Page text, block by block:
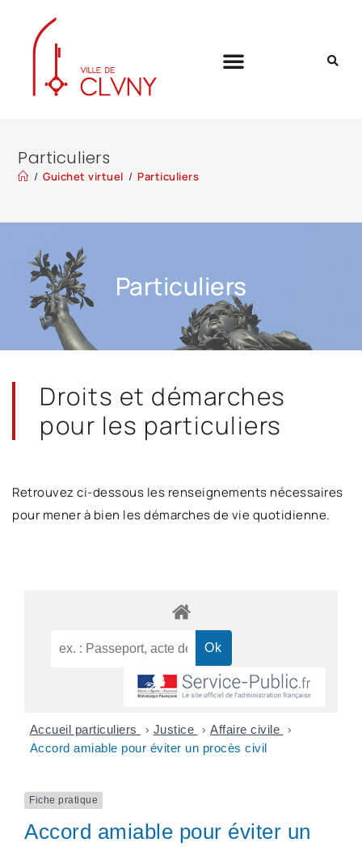
Particuliers
/ Guichet virtuel / Particuliers
Particuliers
Droits et démarches
pour les particuliers
Retrouvez ci-dessous les renseignements nécessaires
pour mener à bien les démarches de vie quotidienne.
Accueil particuliers > Justice > Affaire civile >
Accord amiable pour éviter un procès civil
Fiche pratique
Accord amiable pour éviter un